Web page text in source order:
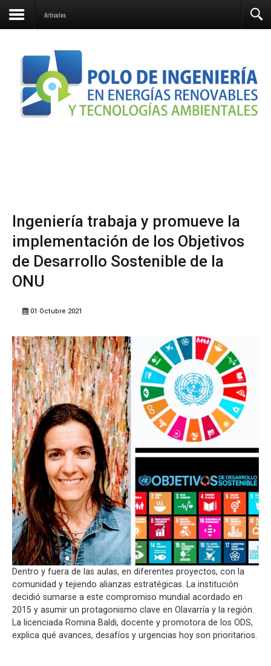
Articulos
Ingeniería trabaja y promueve la
implementación de los Objetivos
de Desarrollo Sostenible de la
ONU
01 Octubre 2021
Dentro y fuera de las aulas, en diferentes proyectos, con la
comunidad y tejiendo alianzas estratégicas. La institución
decidió sumarse a este compromiso mundial acordado en
2015 y asumir un protagonismo clave en Olavarría y la región.
La licenciada Romina Baldi, docente y promotora de los ODS,
explica qué avances, desafíos y urgencias hoy son prioritarios.